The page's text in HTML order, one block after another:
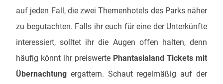
auf jeden Fall, die zwei Themenhotels des Parks näher
zu begutachten. Falls ihr euch für eine der Unterkünfte
interessiert, solltet ihr die Augen offen halten, denn
häufig könnt ihr preiswerte Phantasialand Tickets mit
Übernachtung ergattern. Schaut regelmäßig auf der